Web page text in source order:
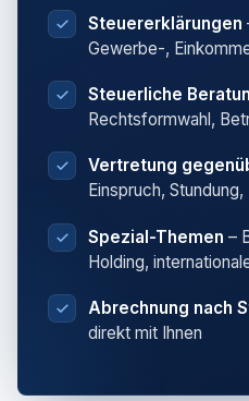
Steuererklärungen
Gewerbe-,
Steuerliche
Rechtsformwahl,
Vertretung
Einspruch,
Spezial-Themen –
Holding,
Abrechnung nach
direkt mit Ihnen